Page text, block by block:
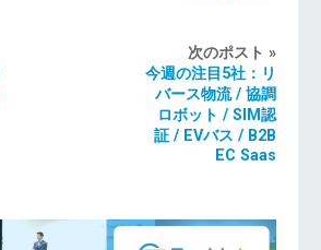
次のポスト »
今週の注目5社：リ
バース物流 / 協調
ロボット / SIM認
証 / EVバス / B2B
EC Saas